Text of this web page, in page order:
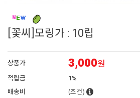
[꽃씨]모링가 : 10립
상품가 3,000원
적립금
1%
배송비
(조건)